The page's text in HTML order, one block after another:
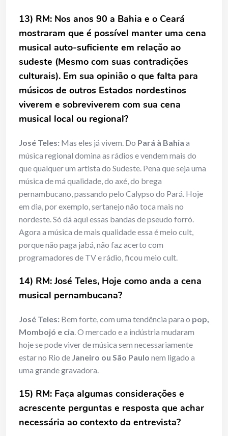
13) RM: Nos anos 90 a Bahia e o Ceará
mostraram que é possível manter uma cena
musical auto-suficiente em relação ao
sudeste (Mesmo com suas contradições
culturais). Em sua opinião o que falta para
músicos de outros Estados nordestinos
viverem e sobreviverem com sua cena
musical local ou regional?
José Teles: Mas eles já vivem. Do Pará à Bahia a
música regional domina as rádios e vendem mais do
que qualquer um artista do Sudeste. Pena que seja uma
música de má qualidade, do axé, do brega
pernambucano, passando pelo Calypso do Pará. Hoje
em dia, por exemplo, sertanejo não toca mais no
nordeste. Só dá aqui essas bandas de pseudo forró.
Agora a música de mais qualidade essa é meio cult,
porque não paga jabá, não faz acerto com
programadores de TV e rádio, ficou meio cult.
14) RM: José Teles, Hoje como anda a cena
musical pernambucana?
José Teles: Bem forte, com uma tendência para o pop,
Mombojó e cia. O mercado e a indústria mudaram
hoje se pode viver de música sem necessariamente
estar no Rio de Janeiro ou São Paulo nem ligado a
uma grande gravadora.
15) RM: Faça algumas considerações e
acrescente perguntas e resposta que achar
necessária ao contexto da entrevista?